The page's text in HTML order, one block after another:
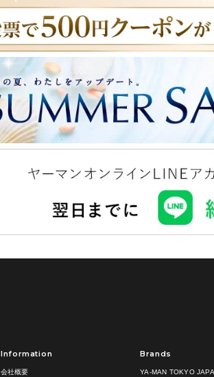
Information
会社概要
Brands
YA-MAN TOKYO